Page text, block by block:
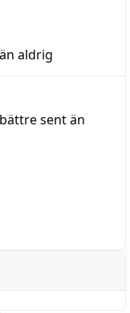
aldrig
sent än